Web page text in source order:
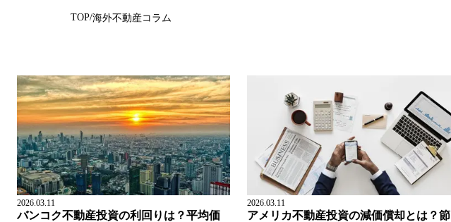
TOP/海外不動産コラム
2026.03.11
バンコク不動産投資の利回りは？平均価
2026.03.11
アメリカ不動産投資の減価償却とは？節